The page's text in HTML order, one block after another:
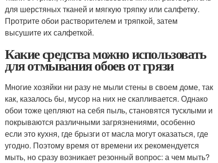
для шерстяных тканей и мягкую тряпку или салфетку.
Протрите обои растворителем и тряпкой, затем
высушите их салфеткой.
Какие средства можно использовать
для отмывания обоев от грязи
Многие хозяйки ни разу не мыли стены в своем доме, так
как, казалось бы, мусор на них не скапливается. Однако
обои тоже цепляют на себя пыль, становятся тусклыми и
покрываются различными загрязнениями, особенно
если это кухня, где брызги от масла могут оказаться, где
угодно. Поэтому время от времени их рекомендуется
мыть, но сразу возникает резонный вопрос: а чем мыть?